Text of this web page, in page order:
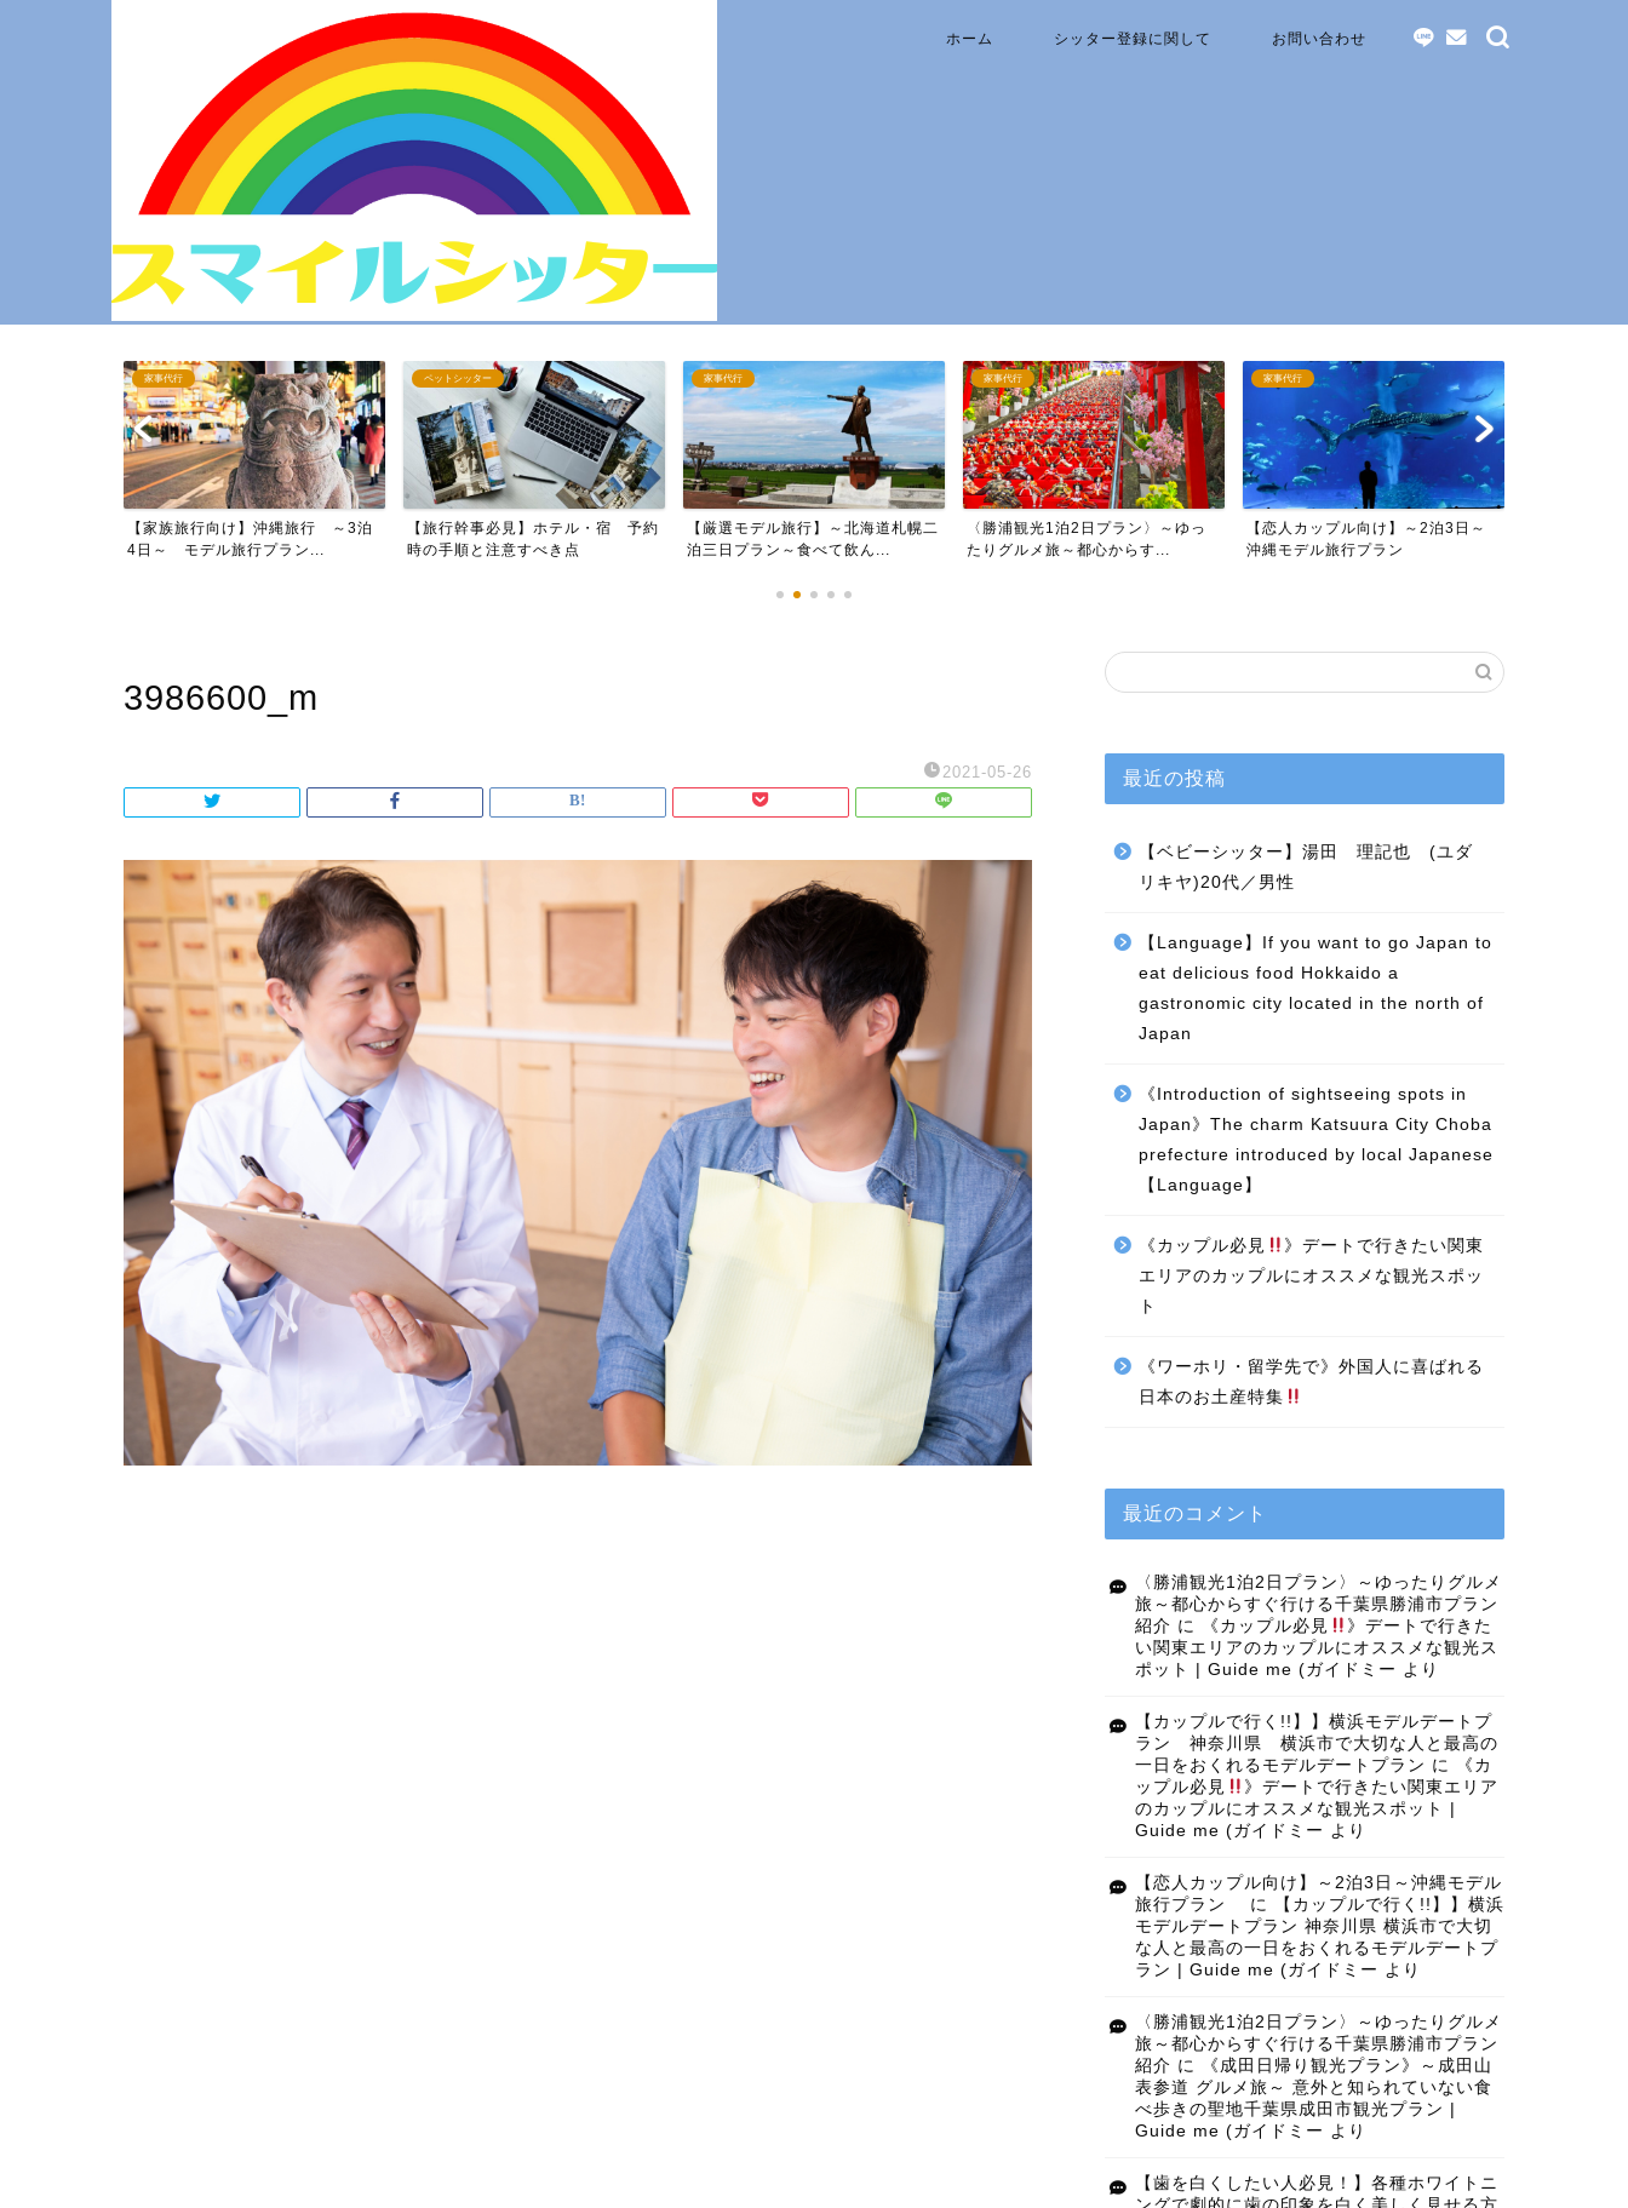
ホーム シッター登録に関して お問い合わせ
ペットシッター
【旅行幹事必見】ホテル・宿 予約
時の手順と注意すべき点
家事代行
【厳選モデル旅行】～北海道札幌二
泊三日プラン～食べて飲ん...
家事代行
〈勝浦観光1泊2日プラン〉～ゆっ
たりグルメ旅～都心からす...
家事代行
【恋人カップル向け】～2泊3日～
沖縄モデル旅行プラン
家事代行
【家族旅行向け】沖縄旅行 ～3泊
4日～ モデル旅行プラン...
3986600_m
2021-05-26 最近の投稿
【ベビーシッター】湯田 理記也 (ユダ
リキヤ)20代／男性
【Language】If you want to go Japan to
eat delicious food Hokkaido a
gastronomic city located in the north of
Japan
《Introduction of sightseeing spots in
Japan》The charm Katsuura City Choba
prefecture introduced by local Japanese
【Language】
《カップル必見
》デートで行きたい関東
エリアのカップルにオススメな観光スポッ
ト
《ワーホリ・留学先で》外国人に喜ばれる
日本のお土産特集
最近のコメント
〈勝浦観光1泊2日プラン〉～ゆったりグルメ
旅～都心からすぐ行ける千葉県勝浦市プラン
紹介 に 《カップル必見
》デートで行きた
い関東エリアのカップルにオススメな観光ス
ポット | Guide me (ガイドミー より
【カップルで行く!!】】横浜モデルデートプ
ラン 神奈川県 横浜市で大切な人と最高の
一日をおくれるモデルデートプラン に
《カ
ップル必見
》デートで行きたい関東エリア
のカップルにオススメな観光スポット |
Guide me (ガイドミー より
【恋人カップル向け】～2泊3日～沖縄モデル
旅行プラン
に
【カップルで行く!!】】横浜
モデルデートプラン 神奈川県 横浜市で大切
な人と最高の一日をおくれるモデルデートプ
ラン | Guide me (ガイドミー より
〈勝浦観光1泊2日プラン〉～ゆったりグルメ
旅～都心からすぐ行ける千葉県勝浦市プラン
紹介 に
《成田日帰り観光プラン》～成田山
表参道 グルメ旅～ 意外と知られていない食
べ歩きの聖地千葉県成田市観光プラン |
Guide me (ガイドミー より
【歯を白くしたい人必見！】各種ホワイトニ